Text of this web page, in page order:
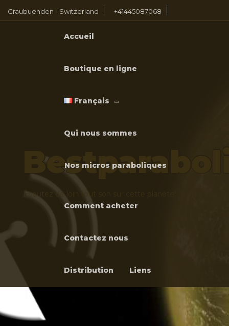
Graubuenden - Switzerland +41445087068
Accueil
Boutique en ligne
Français
Qui nous sommes
Nos micros paraboliques
Comment acheter
Contactez nous
Distribution Liens
Écoutez de loin tout son sur cette planète!